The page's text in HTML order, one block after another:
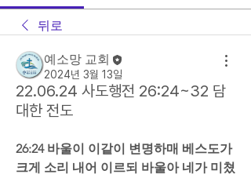
뒤로
예소망 교회
2024년 3월 13일
22.06.24 사도행전 26:24~32 담
대한 전도
26:24 바울이 이같이 변명하매 베스도가
크게 소리 내어 이르되 바울아 네가 미쳤